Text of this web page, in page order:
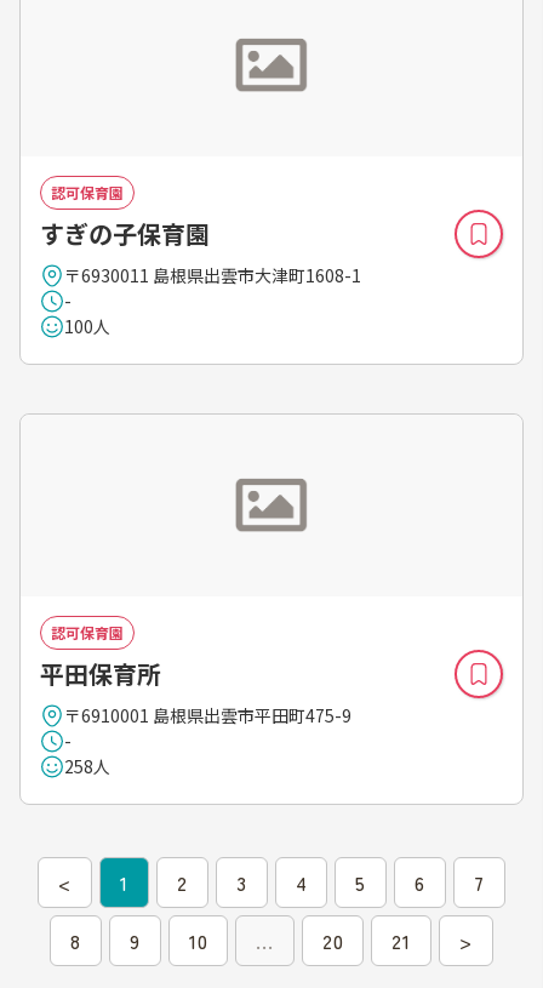
認可保育園
すぎの子保育園
〒6930011 島根県出雲市大津町1608-1
-
100人
認可保育園
平田保育所
〒6910001 島根県出雲市平田町475-9
-
258人
< 1 2 3 4 5 6
7
8
9 10 ... 20 21 >